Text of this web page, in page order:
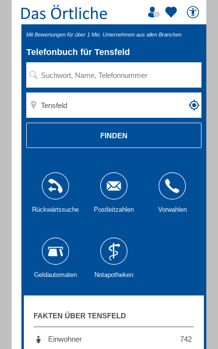
Mit Bewertungen für über 1 Mio. Unternehmen aus allen Branchen
Telefonbuch für Tensfeld
FINDEN
Rückwärtssuche Postleitzahlen Vorwahlen
Geldautomaten Notapotheken
FAKTEN ÜBER TENSFELD
Einwohner
742